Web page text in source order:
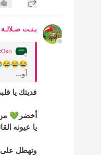
إضافة رد
بـنـت صـلالـة
Oxo
:
أو...
فديتك يا
أخضر💚
يا عيونه
وتهطل